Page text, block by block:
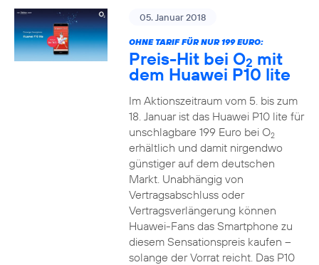
05. Januar 2018
OHNE TARIF FÜR NUR 199 EURO:
Preis-Hit bei O2 mit
dem Huawei P10 lite
Im Aktionszeitraum vom 5. bis zum
18. Januar ist das Huawei P10 lite für
unschlagbare 199 Euro bei O2
erhältlich und damit nirgendwo
günstiger auf dem deutschen
Markt. Unabhängig von
Vertragsabschluss oder
Vertragsverlängerung können
Huawei-Fans das Smartphone zu
diesem Sensationspreis kaufen –
solange der Vorrat reicht. Das P10